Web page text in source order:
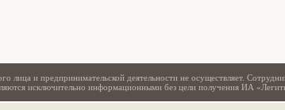
лица и предпринимательской деятельности не осуществляет.
исключительно информационными без цели получения ИА